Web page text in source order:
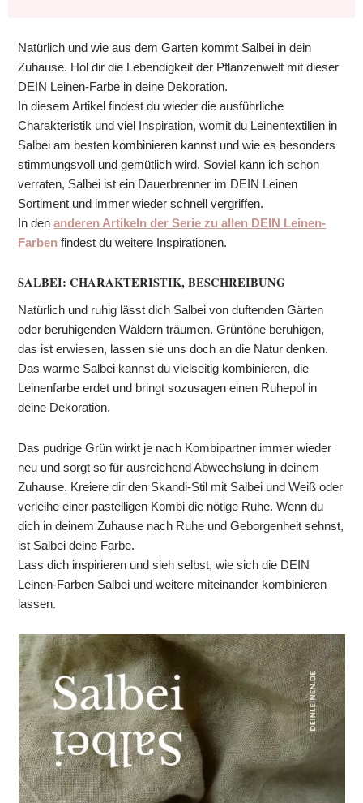
Natürlich und wie aus dem Garten kommt Salbei in dein
Zuhause. Hol dir die Lebendigkeit der Pflanzenwelt mit dieser
DEIN Leinen-Farbe in deine Dekoration.
In diesem Artikel findest du wieder die ausführliche
Charakteristik und viel Inspiration, womit du Leinentextilien in
Salbei am besten kombinieren kannst und wie es besonders
stimmungsvoll und gemütlich wird. Soviel kann ich schon
verraten, Salbei ist ein Dauerbrenner im DEIN Leinen
Sortiment und immer wieder schnell vergriffen.
In denanderen Artikeln der Serie zu allen DEIN Leinen-
Farben findest du weitere Inspirationen.
SALBEI: CHARAKTERISTIK, BESCHREIBUNG
Natürlich und ruhig lässt dich Salbei von duftenden Gärten
oder beruhigenden Wäldern träumen. Grüntöne beruhigen,
das ist erwiesen, lassen sie uns doch an die Natur denken.
Das warme Salbei kannst du vielseitig kombinieren, die
Leinenfarbe erdet und bringt sozusagen einen Ruhepol in
deine Dekoration.
Das pudrige Grün wirkt je nach Kombipartner immer wieder
neu und sorgt so für ausreichend Abwechslung in deinem
Zuhause. Kreiere dir den Skandi-Stil mit Salbei und Weiß oder
verleihe einer pastelligen Kombi die nötige Ruhe. Wenn du
dich in deinem Zuhause nach Ruhe und Geborgenheit sehnst,
ist Salbei deine Farbe.
Lass dich inspirieren und sieh selbst, wie sich die DEIN
Leinen-Farben Salbei und weitere miteinander kombinieren
lassen.